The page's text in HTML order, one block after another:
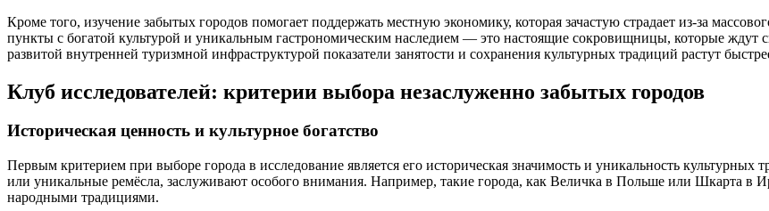
Кроме того, изучение забытых городов помогает поддержать местную экономику, которая зачастую страдает из-за
пункты с богатой культурой и уникальным гастрономическим наследием — это настоящие сокровищницы, которые ждут
развитой внутренней туризмной инфраструктурой показатели занятости и сохранения культурных традиций растут
Клуб исследователей: критерии выбора незаслуженно забытых городов
Историческая ценность и культурное богатство
Первым критерием при выборе города в исследование является его историческая значимость и уникальность культурных
или уникальные ремёсла, заслуживают особого внимания. Например, такие города, как Величка в Польше или Шкарта
народными традициями.